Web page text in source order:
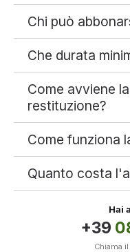
Chi può
Che durata
Come avviene
restituzione?
Come funziona
Quanto costa
Hai
+39
Chiama